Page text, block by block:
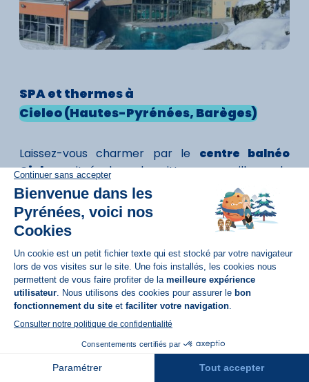
Réservation
SPAet thermes à
Cieleo (Hautes-Pyrénées, Barèges)
Laissez-vous charmer par le centre balnéo
Cieleo, situé dans le pittoresque village de
Barèges.
Vous serez immédiatement conquis par son
différents espaces dédiés à larelaxationvous
permettent de goûter au plaisir de l'instant
présent.
, hydrotonic,douche au jet,
écossaise ou massante : bénéficiez des bienfaits